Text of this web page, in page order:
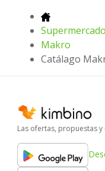
Makro
Catálago
Las ofertas, propuestas